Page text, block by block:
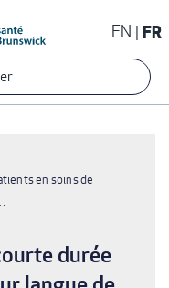
EN FR
en soins de
durée